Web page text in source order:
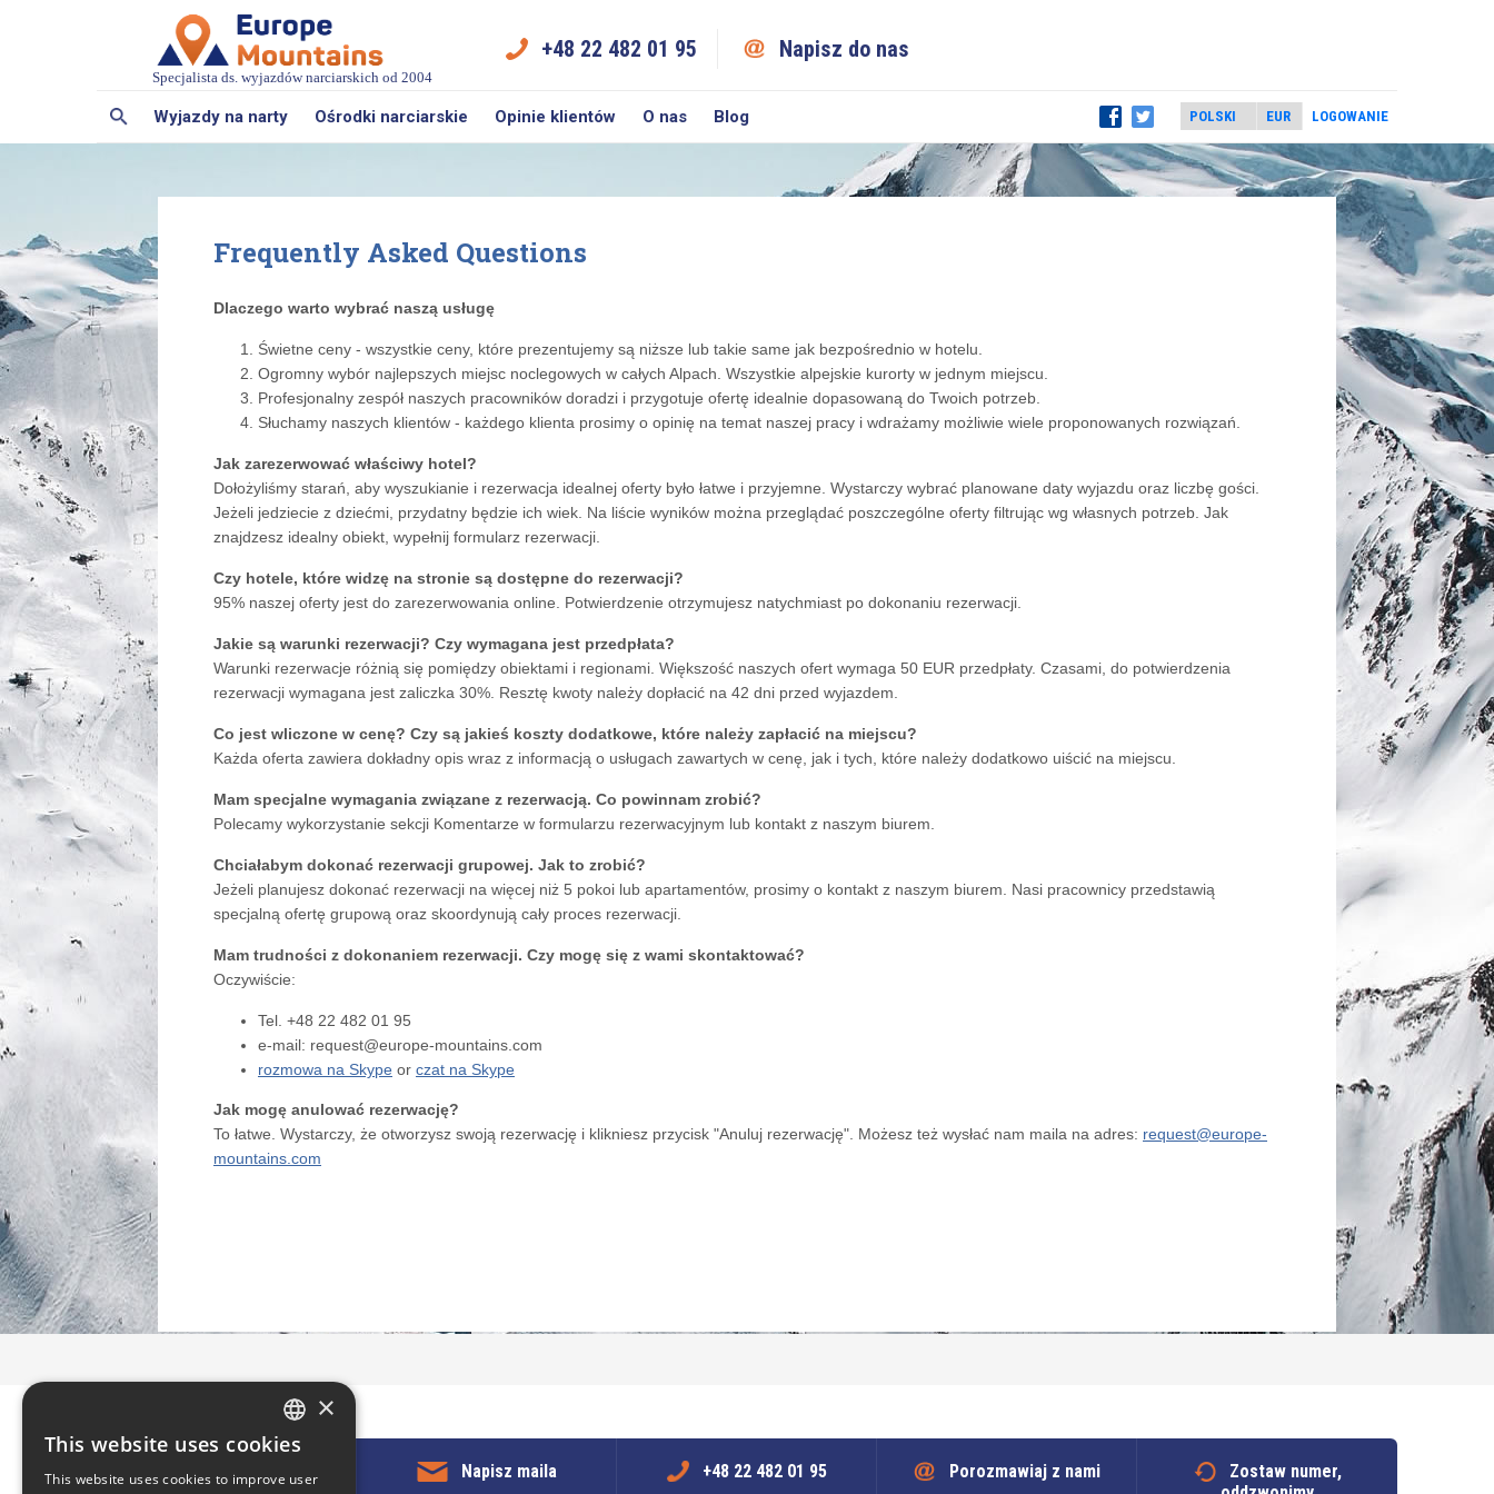
Specjalista ds. wyjazdów narciarskich od 2004
+48 22 482 01 95 Napisz do nas
Wyjazdy na narty Ośrodki narciarskie Opinie klientów O nas Blog LOGOWANIE
Frequently Asked Questions
Dlaczego warto wybrać naszą usługę
Świetne ceny - wszystkie ceny, które prezentujemy są niższe lub takie same jak bezpośrednio w hotelu.
Ogromny wybór najlepszych miejsc noclegowych w całych Alpach. Wszystkie alpejskie kurorty w jednym miejscu.
Profesjonalny zespół naszych pracowników doradzi i przygotuje ofertę idealnie dopasowaną do Twoich potrzeb.
Słuchamy naszych klientów - każdego klienta prosimy o opinię na temat naszej pracy i wdrażamy możliwie wiele proponowanych rozwiązań.
Jak zarezerwować właściwy hotel?
Dołożyliśmy starań, aby wyszukianie i rezerwacja idealnej oferty było łatwe i przyjemne. Wystarczy wybrać planowane daty wyjazdu oraz liczbę gości.
Jeżeli jedziecie z dziećmi, przydatny będzie ich wiek. Na liście wyników można przeglądać poszczególne oferty filtrując wg własnych potrzeb. Jak
znajdzesz idealny obiekt, wypełnij formularz rezerwacji.
Czy hotele, które widzę na stronie są dostępne do rezerwacji?
95% naszej oferty jest do zarezerwowania online. Potwierdzenie otrzymujesz natychmiast po dokonaniu rezerwacji.
Jakie są warunki rezerwacji? Czy wymagana jest przedpłata?
Warunki rezerwacje różnią się pomiędzy obiektami i regionami. Większość naszych ofert wymaga 50 EUR przedpłaty. Czasami, do potwierdzenia
rezerwacji wymagana jest zaliczka 30%. Resztę kwoty należy dopłacić na 42 dni przed wyjazdem.
Co jest wliczone w cenę? Czy są jakieś koszty dodatkowe, które należy zapłacić na miejscu?
Każda oferta zawiera dokładny opis wraz z informacją o usługach zawartych w cenę, jak i tych, które należy dodatkowo uiścić na miejscu.
Mam specjalne wymagania związane z rezerwacją. Co powinnam zrobić?
Polecamy wykorzystanie sekcji Komentarze w formularzu rezerwacyjnym lub kontakt z naszym biurem.
Chciałabym dokonać rezerwacji grupowej. Jak to zrobić?
Jeżeli planujesz dokonać rezerwacji na więcej niż 5 pokoi lub apartamentów, prosimy o kontakt z naszym biurem. Nasi pracownicy przedstawią
specjalną ofertę grupową oraz skoordynują cały proces rezerwacji.
Mam trudności z dokonaniem rezerwacji. Czy mogę się z wami skontaktować?
Oczywiście:
Tel. +48 22 482 01 95
e-mail: request@europe-mountains.com
rozmowa na Skype or czat na Skype
Jak mogę anulować rezerwację?
To łatwe. Wystarczy, że otworzysz swoją rezerwację i klikniesz przycisk "Anuluj rezerwację". Możesz też wysłać nam maila na adres: request@europe-
mountains.com
KONTAKT Z NAMI Napisz maila +48 22 482 01 95 Porozmawiaj z nami
Zostaw numer,
ENGLISH
POLISH
×
This website uses cookies
This website uses cookies to improve user